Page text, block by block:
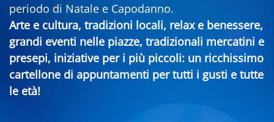
periodo di Natale e Capodanno.
Arte e cultura, tradizioni locali, relax e benessere,
grandi eventi nelle piazze, tradizionali mercatini e
presepi, iniziative per i più piccoli: un ricchissimo
cartellone di appuntamenti per tutti i gusti e tutte
le età!